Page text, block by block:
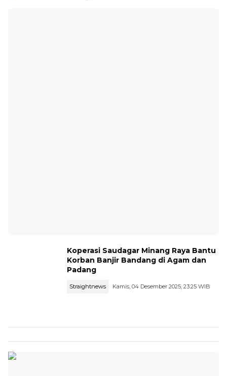
Koperasi Saudagar Minang Raya Bantu
Korban Banjir Bandang di Agam dan
Padang
Straightnews Kamis, 04 Desember 2025, 23:25 WIB